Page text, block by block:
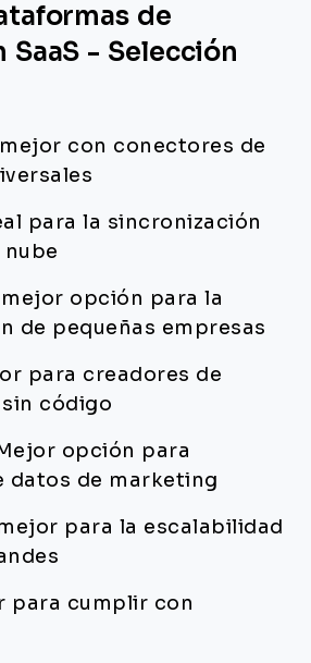
de
- Selección
mejor con conectores de
para la sincronización
mejor opción para la
de pequeñas empresas
para creadores de
código
opción para
datos de marketing
para la escalabilidad
para cumplir con